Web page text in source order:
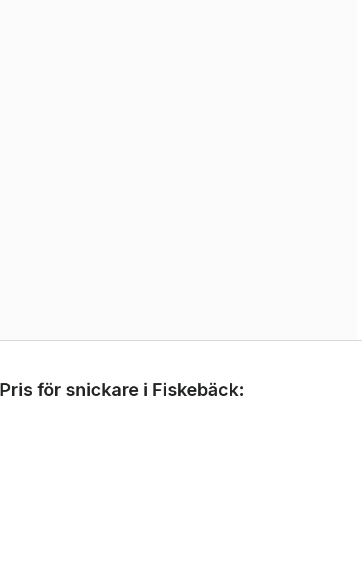
Pris för snickare i Fiskebäck: